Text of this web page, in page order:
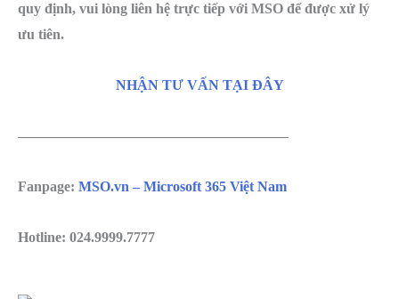
quy định, vui lòng liên hệ trực tiếp với MSO để được xử lý
ưu tiên.
NHẬN TƯ VẤN TẠI ĐÂY
———————————————————
Fanpage: MSO.vn – Microsoft 365 Việt Nam
Hotline: 024.9999.7777